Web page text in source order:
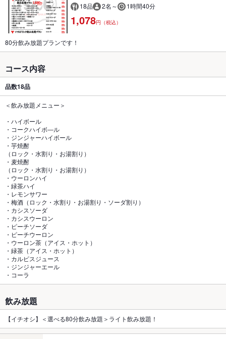
18品 2名～ 1時間40分
1,078円（税込）
80分飲み放題プランです！
コース内容
品数18品
＜飲み放題メニュー＞
・ハイボール
・コークハイボ―ル
・ジンジャーハイボール
・芋焼酎
（ロック・水割り・お湯割り）
・麦焼酎
（ロック・水割り・お湯割り）
・ウーロンハイ
・緑茶ハイ
・レモンサワー
・梅酒（ロック・水割り・お湯割り・ソーダ割り）
・カシスソーダ
・カシスウーロン
・ピーチソーダ
・ピーチウーロン
・ウーロン茶（アイス・ホット）
・緑茶（アイス・ホット）
・カルピスジュース
・ジンジャーエール
・コーラ
飲み放題
【イチオシ】＜選べる80分飲み放題＞ライト飲み放題！